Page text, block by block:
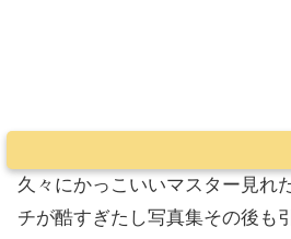
久々にかっこいいマスター見れ
チが酷すぎたし写真集その後も